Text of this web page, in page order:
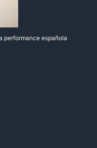
performance española